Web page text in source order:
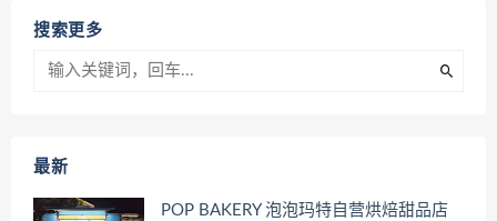
搜索更多
最新
POP BAKERY 泡泡玛特自营烘焙甜品店